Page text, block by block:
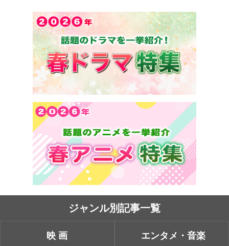
ジャンル別記事一覧
映画 エンタメ・音楽